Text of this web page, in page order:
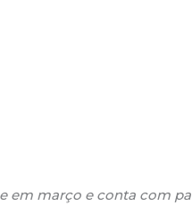
em março e conta com